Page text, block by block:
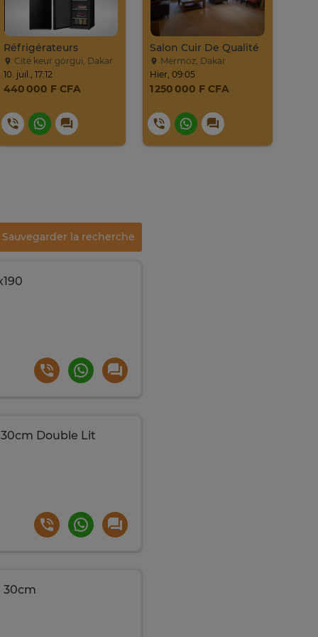
Réfrigérateurs
Cité keur gorgui, Dakar
10. juil., 17:12
440 000 F CFA
Salon Cuir De Qualité
Mermoz, Dakar
Hier, 09:05
1 250 000 F CFA
Sauvegarder la recherche
30cm Double Lit
30cm